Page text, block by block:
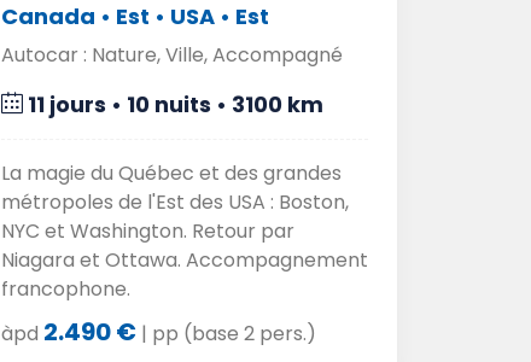
Canada • Est • USA • Est
Autocar : Nature, Ville, Accompagné
11 jours • 10 nuits • 3100 km
La magie du Québec et des grandes
métropoles de l'Est des USA : Boston,
NYC et Washington. Retour par
Niagara et Ottawa. Accompagnement
francophone.
àpd 2.490 €| pp (base 2 pers.)